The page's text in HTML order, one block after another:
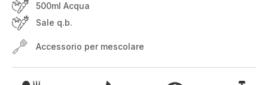
500ml Acqua
Sale q.b.
Accessorio per mescolare